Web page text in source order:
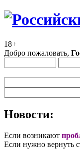
18+
Добро пожаловать,
Новости:
Если возникают
Если нужно вернуть